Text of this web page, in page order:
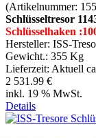
(Artikelnummer:
Schlüsseltresor
Schlüsselhaken
Hersteller: ISS-
Gewicht.: 355 Kg
Lieferzeit: Aktuell
2 531.99 €
inkl. 19 % MwSt.
Details